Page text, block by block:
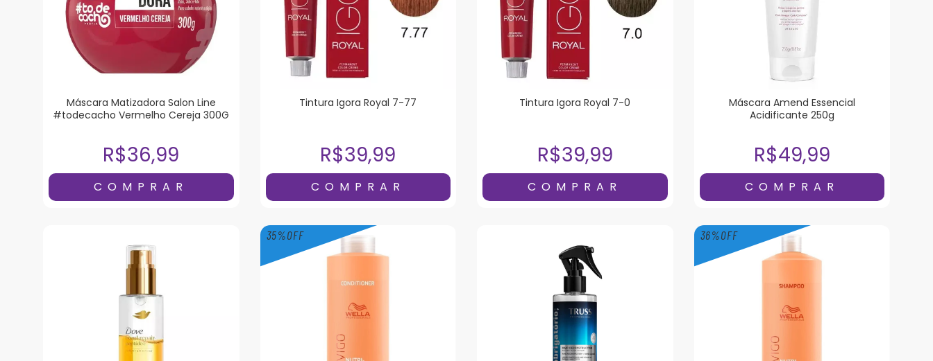
Máscara Matizadora Salon Line
#todecacho Vermelho Cereja 300G
R$36,99
Tintura Igora Royal 7-77
R$39,99
Tintura Igora Royal 7-0
R$39,99
Máscara Amend Essencial
Acidificante 250g
R$49,99
35%OFF 36%OFF